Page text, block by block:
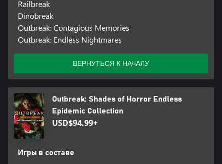
Railbreak
Dinobreak
Outbreak: Contagious Memories
Outbreak: Endless Nightmares
ВЕРНУТЬСЯ К НАЧАЛУ
Outbreak: Shades of Horror Endless
Epidemic Collection
USD$94.99+
Игры в составе